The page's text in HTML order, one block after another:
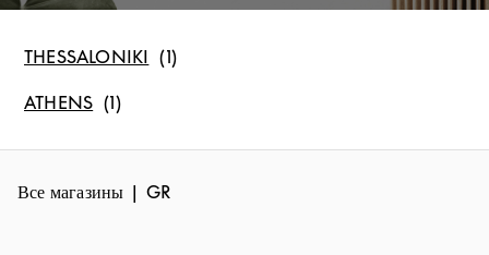
THESSALONIKI
ATHENS
Все магазины GR